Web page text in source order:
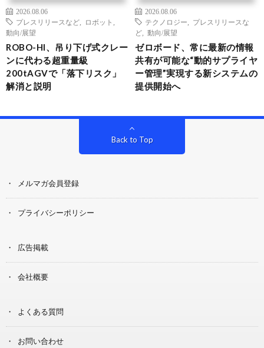
2026.08.06
プレスリリースなど
ロボット
動向/展望
ROBO-HI、吊り下げ式クレー
ンに代わる超重量級
200tAGVで「落下リスク」
解消と説明
2026.08.06
テクノロジー
プレスリリースな
ど
動向/展望
ゼロボード、常に最新の情報
共有が可能な“動的サプライヤ
ー管理”実現する新システムの
提供開始へ
Back to Top
メルマガ会員登録
プライバシーポリシー
広告掲載
会社概要
よくある質問
お問い合わせ